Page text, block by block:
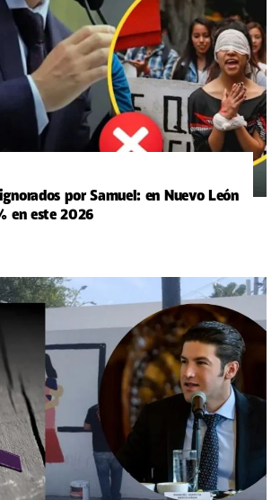
por Samuel: en Nuevo León
en este 2026